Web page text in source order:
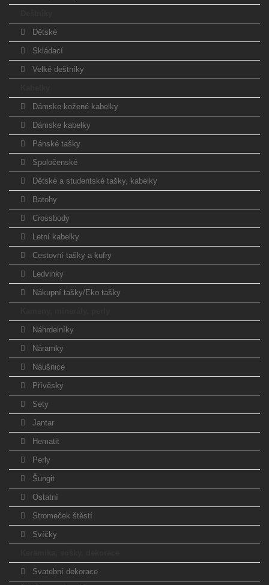
Dětské
Skládací
Velké deštníky
Dámske kožené kabelky
Dámske kabelky
Pánské tašky
Spoločenské
Dětské a studentské tašky, kabelky
Batohy
Crossbody
Letní kabelky
Cestovní tašky a kufry
Ledvinky
Nákupní tašky/Eko tašky
Náhrdelníky
Náramky
Náušnice
Přívěsky
Sety
Jantar
Hematit
Perly
Šungit
Ostatní
Stromeček štěstí
Svíčky
Svatební dekorace